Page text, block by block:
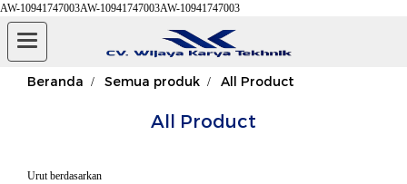
AW-10941747003AW-10941747003AW-10941747003
Beranda Semua produk All Product
All Product
Urut berdasarkan